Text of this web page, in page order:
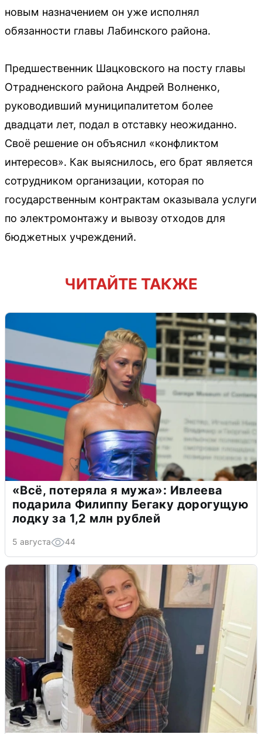
новым назначением он уже исполнял
обязанности главы Лабинского района.
Предшественник Шацковского на посту главы
Отрадненского района Андрей Волненко,
руководивший муниципалитетом более
двадцати лет, подал в отставку неожиданно.
Своё решение он объяснил «конфликтом
интересов». Как выяснилось, его брат является
сотрудником организации, которая по
государственным контрактам оказывала услуги
по электромонтажу и вывозу отходов для
бюджетных учреждений.
ЧИТАЙТЕ ТАКЖЕ
«Всё, потеряла я мужа»: Ивлеева
подарила Филиппу Бегаку дорогущую
лодку за 1,2 млн рублей
5 августа 44